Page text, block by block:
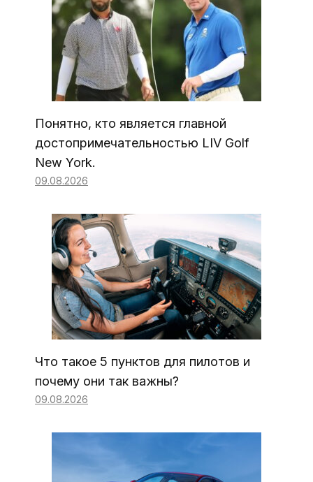
Понятно, кто является главной
достопримечательностью LIV Golf
New York.
09.08.2026
Что такое 5 пунктов для пилотов и
почему они так важны?
09.08.2026